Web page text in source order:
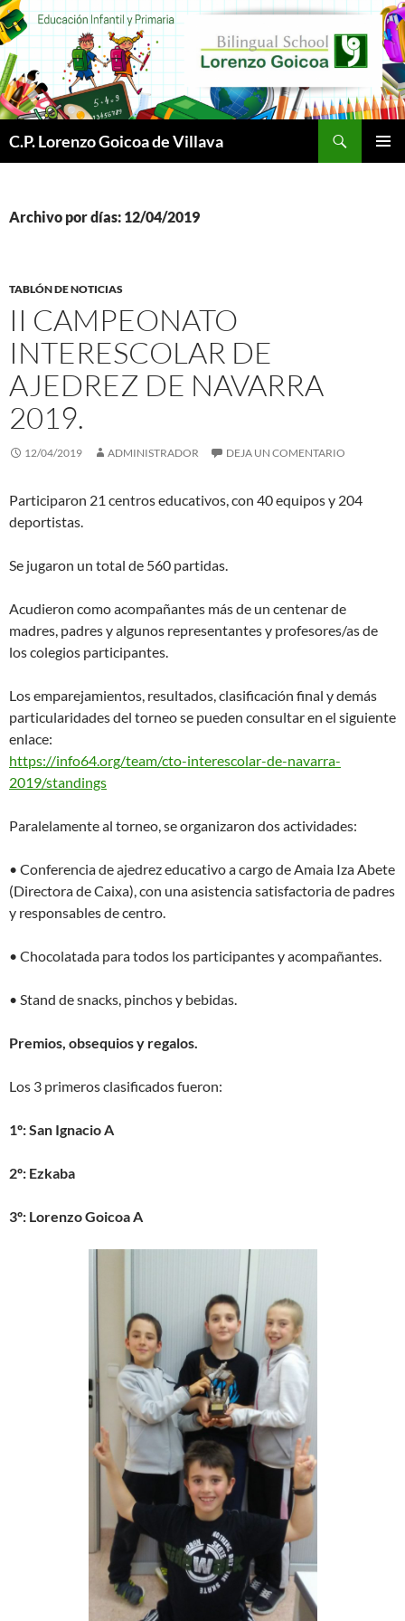
C.P. Lorenzo Goicoa de Villava
Archivo por días: 12/04/2019
TABLÓN DE NOTICIAS
II CAMPEONATO
INTERESCOLAR DE
AJEDREZ DE NAVARRA
2019.
12/04/2019 ADMINISTRADOR DEJA UN COMENTARIO
Participaron 21 centros educativos, con 40 equipos y 204
deportistas.
Se jugaron un total de 560 partidas.
Acudieron como acompañantes más de un centenar de
madres, padres y algunos representantes y profesores/as de
los colegios participantes.
Los emparejamientos, resultados, clasificación final y demás
particularidades del torneo se pueden consultar en el siguiente
enlace:
https://info64.org/team/cto-interescolar-de-navarra-
2019/standings
Paralelamente al torneo, se organizaron dos actividades:
• Conferencia de ajedrez educativo a cargo de Amaia Iza Abete
(Directora de Caixa), con una asistencia satisfactoria de padres
y responsables de centro.
• Chocolatada para todos los participantes y acompañantes.
• Stand de snacks, pinchos y bebidas.
Premios, obsequios y regalos.
Los 3 primeros clasificados fueron:
1º: San Ignacio A
2º: Ezkaba
3º: Lorenzo Goicoa A